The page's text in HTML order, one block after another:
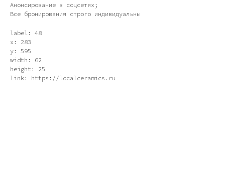
Анонсирование в соцсетях;
Все бронирования строго индивидуальны
label: 48
x: 283
y: 595
width: 62
height: 25
link: https://localceramics.ru